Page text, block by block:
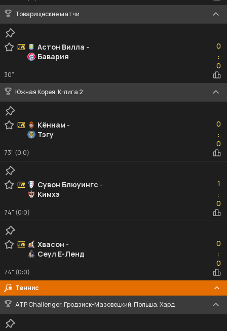
Товарищеские матчи
Астон Вилла -
Бавария
0
:0
0
30"
Южная Корея. К-лига 2
Кённам -
Тэгу
0
:0
0
73" (0:0)
Сувон Блюуингс -
Кимхэ
1
:0
0
74" (0:0)
Хвасон -
Сеул Е-Ленд
0
:0
0
74" (0:0)
Теннис
ATP Challenger. Гродзиск-Мазовецкий. Польша. Хард